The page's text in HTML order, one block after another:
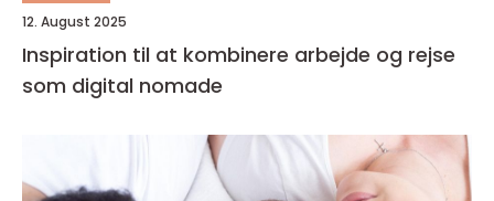
12. August 2025
Inspiration til at kombinere arbejde og rejse
som digital nomade